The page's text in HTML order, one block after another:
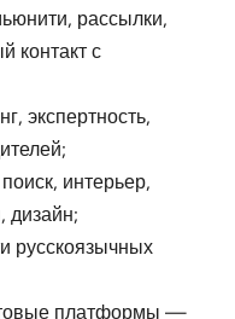
рассылки,
контакт с
экспертность,
интерьер,
дизайн;
русскоязычных
платформы —